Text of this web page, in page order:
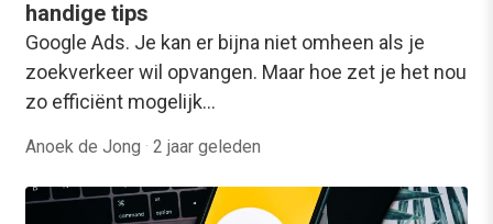
handige tips
Google Ads. Je kan er bijna niet omheen als je
zoekverkeer wil opvangen. Maar hoe zet je het nou
zo efficiënt mogelijk…
Anoek de Jong · 2 jaar geleden